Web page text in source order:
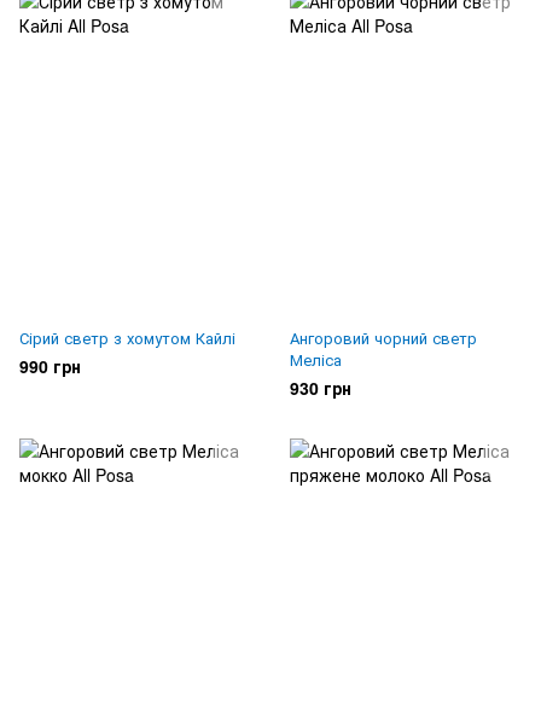
Сірий светр з хомутом Кайлі
990 грн
Ангоровий чорний светр
Меліса
930 грн